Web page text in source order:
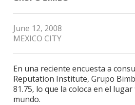
June 12, 2008
MEXICO CITY
En una reciente encuesta a
Reputation Institute, Grupo
81.75, lo que la coloca en el
mundo.